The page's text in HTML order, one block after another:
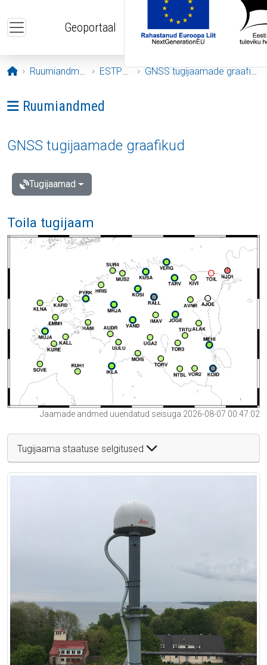
Geoportaal
Avaleht
Ruumiandmed ESTPOS GNSS tugijaamade graafikud
Ava menüü: Ruumiandmed
Ruumiandmed
GNSS tugijaamade graafikud
Tugijaamad
Toila tugijaam
Jaamade andmed uuendatud seisuga 2026-08-07 00:47:02
Tugijaama staatuse selgitused